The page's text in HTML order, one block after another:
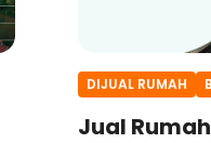
DIJUAL RUMAH
Jual